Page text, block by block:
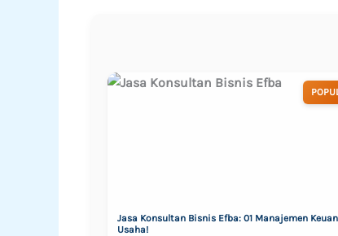
Jasa Konsultan Bisnis Efba: 01 Manajemen
Usaha!